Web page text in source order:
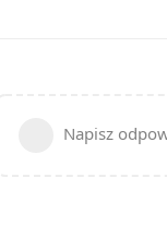
Napisz